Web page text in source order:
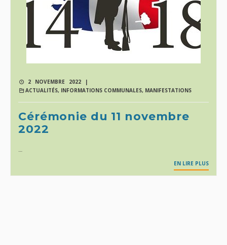
2 NOVEMBRE 2022 |
ACTUALITÉS, INFORMATIONS COMMUNALES, MANIFESTATIONS
Cérémonie du 11 novembre
2022
…
EN LIRE PLUS